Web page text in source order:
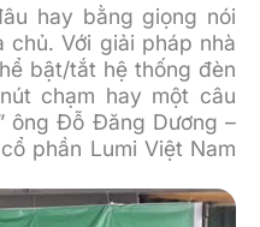
hay bằng giọng nói
chủ. Với giải pháp nhà
bật/tắt hệ thống đèn
chạm hay một câu
ông Đỗ Đăng Dương –
phần Lumi Việt Nam